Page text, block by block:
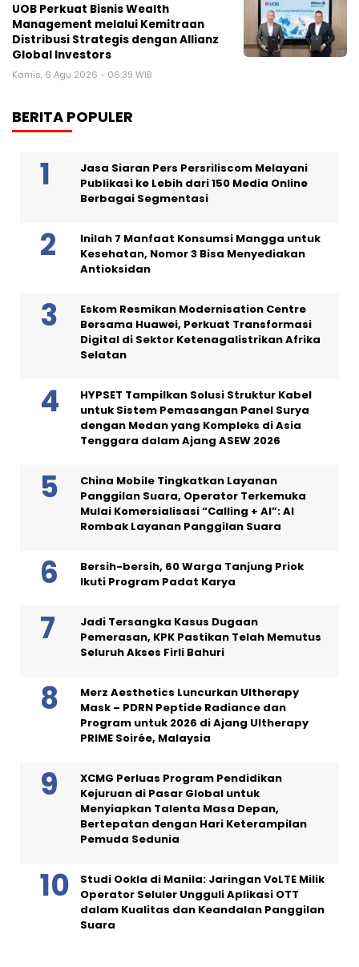
UOB Perkuat Bisnis Wealth
Management melalui Kemitraan
Distribusi Strategis dengan Allianz
Global Investors
Kamis, 6 Agu 2026 - 06:39 WIB
BERITA POPULER
Jasa Siaran Pers Persriliscom Melayani
Publikasi ke Lebih dari 150 Media Online
Berbagai Segmentasi
Inilah 7 Manfaat Konsumsi Mangga untuk
Kesehatan, Nomor 3 Bisa Menyediakan
Antioksidan
Eskom Resmikan Modernisation Centre
Bersama Huawei, Perkuat Transformasi
Digital di Sektor Ketenagalistrikan Afrika
Selatan
HYPSET Tampilkan Solusi Struktur Kabel
untuk Sistem Pemasangan Panel Surya
dengan Medan yang Kompleks di Asia
Tenggara dalam Ajang ASEW 2026
China Mobile Tingkatkan Layanan
Panggilan Suara, Operator Terkemuka
Mulai Komersialisasi “Calling + AI”: AI
Rombak Layanan Panggilan Suara
Bersih-bersih, 60 Warga Tanjung Priok
Ikuti Program Padat Karya
Jadi Tersangka Kasus Dugaan
Pemerasan, KPK Pastikan Telah Memutus
Seluruh Akses Firli Bahuri
Merz Aesthetics Luncurkan Ultherapy
Mask – PDRN Peptide Radiance dan
Program untuk 2026 di Ajang Ultherapy
PRIME Soirée, Malaysia
XCMG Perluas Program Pendidikan
Kejuruan di Pasar Global untuk
Menyiapkan Talenta Masa Depan,
Bertepatan dengan Hari Keterampilan
Pemuda Sedunia
Studi Ookla di Manila: Jaringan VoLTE Milik
Operator Seluler Ungguli Aplikasi OTT
dalam Kualitas dan Keandalan Panggilan
Suara